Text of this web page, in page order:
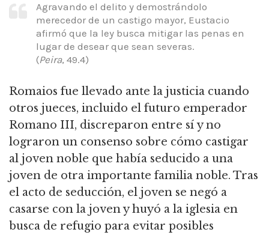
Agravando el delito y demostrándolo
merecedor de un castigo mayor, Eustacio
afirmó que la ley busca mitigar las penas en
lugar de desear que sean severas.
(Peira, 49.4)
Romaios fue llevado ante la justicia cuando
otros jueces, incluido el futuro emperador
Romano III, discreparon entre sí y no
lograron un consenso sobre cómo castigar
al joven noble que había seducido a una
joven de otra importante familia noble. Tras
el acto de seducción, el joven se negó a
casarse con la joven y huyó a la iglesia en
busca de refugio para evitar posibles